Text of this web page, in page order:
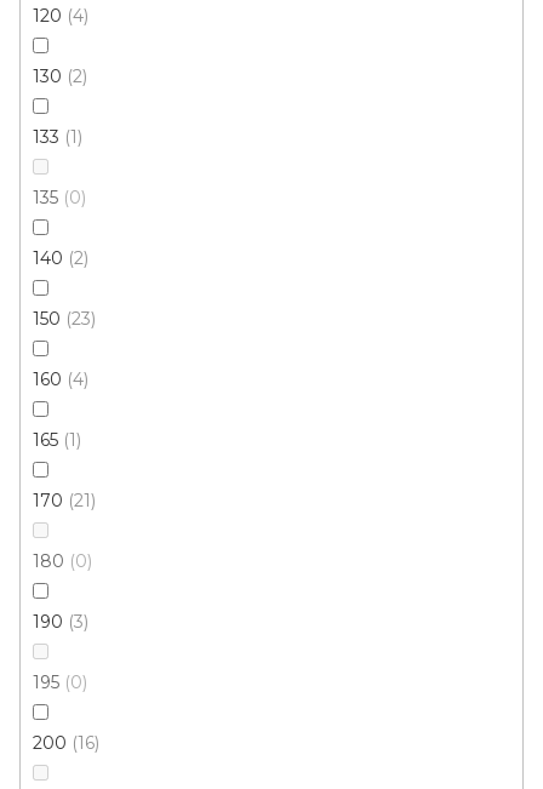
120 4
130 2
133 1
135 0
140 2
150 23
160 4
165 1
170 21
180 0
190 3
195 0
200 16
Skladem externě, odesíláme do 2-3 dnů
od
140x200 cm
Kusový koberec DIAMOND KIDS 24223/30